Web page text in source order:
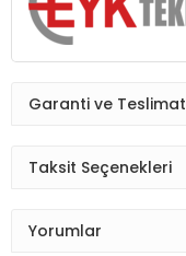
Garanti ve Teslimat
Taksit Seçenekleri
Yorumlar